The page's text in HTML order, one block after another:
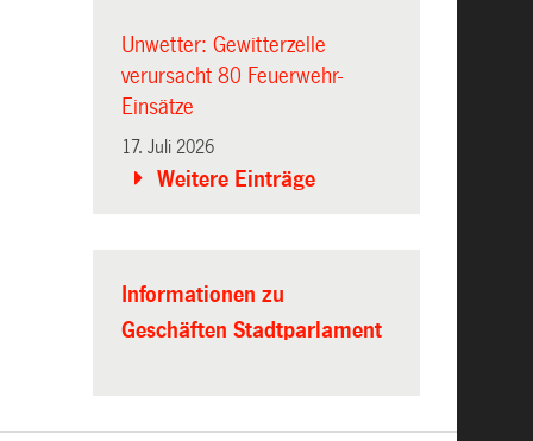
Unwetter: Gewitterzelle
verursacht 80 Feuerwehr-
Einsätze
17. Juli 2026
Weitere Einträge
Informationen zu
Geschäften Stadtparlament